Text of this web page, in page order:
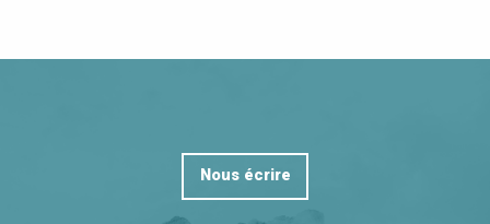
Nous écrire